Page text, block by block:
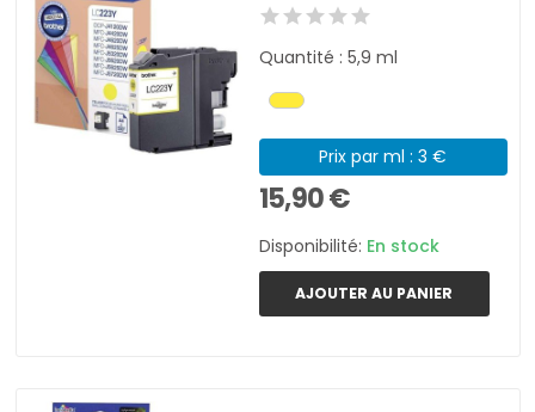
Quantité : 5,9 ml
Prix par ml : 3 €
15,90 €
Disponibilité: En stock
AJOUTER AU PANIER